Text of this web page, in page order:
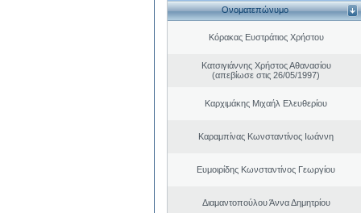
Ονοματεπώνυμο
Κόρακας Ευστράτιος Χρήστου
Κατσιγιάννης Χρήστος Αθανασίου
(απεβίωσε στις 26/05/1997)
Καρχιμάκης Μιχαήλ Ελευθερίου
Καραμπίνας Κωνσταντίνος Ιωάννη
Ευμοιρίδης Κωνσταντίνος Γεωργίου
Διαμαντοπούλου Άννα Δημητρίου